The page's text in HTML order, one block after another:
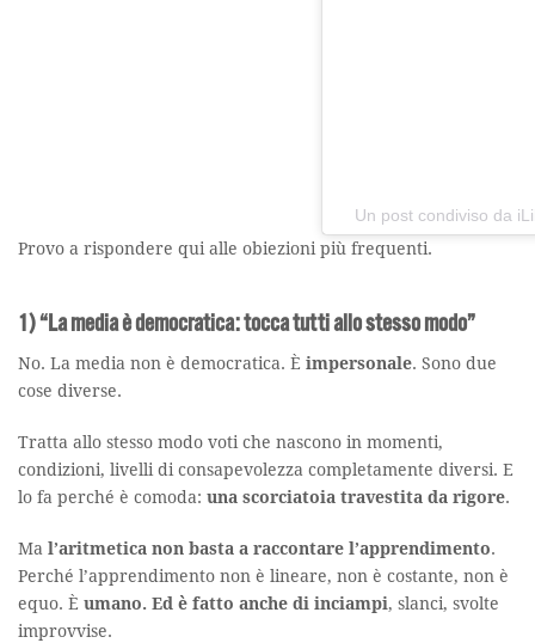
Un post condiviso da
Provo a rispondere qui alle obiezioni più frequenti.
1) “La media è democratica: tocca tutti allo stesso modo”
No. La media non è democratica. È impersonale. Sono due
cose diverse.
Tratta allo stesso modo voti che nascono in momenti,
condizioni, livelli di consapevolezza completamente diversi. E
lo fa perché è comoda: una scorciatoia travestita da rigore.
Ma l’aritmetica non basta a raccontare l’apprendimento.
Perché l’apprendimento non è lineare, non è costante, non è
equo. È umano. Ed è fatto anche di inciampi, slanci, svolte
improvvise.